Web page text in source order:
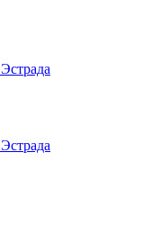
Эстрада
Эстрада